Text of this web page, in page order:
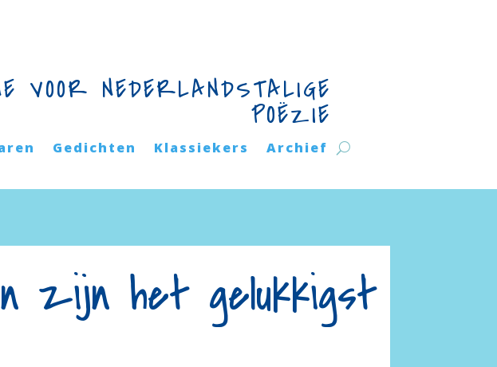
NEDERLANDSTALIGE
POËZIE
Gedichten Klassiekers Archief
zijn het gelukkigst